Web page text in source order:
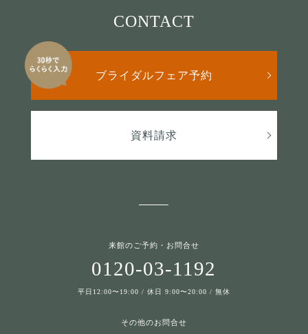
CONTACT
ブライダルフェア予約
資料請求
来館のご予約・お問合せ
0120-03-1192
平日12:00〜19:00 / 休日 9:00〜20:00 / 無休
その他のお問合せ